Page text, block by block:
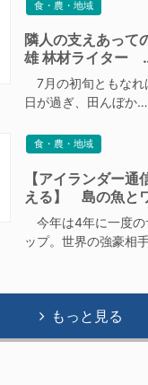
食・農・地域
隣人の支えあっ
雄 林材ライター
7月の初旬ともな
日が過ぎ、田んぼか…
食・農・地域
【アイランダー
える】 島の魚と
今年は4年に一度の
ップ。世界の強豪相
もっと見る